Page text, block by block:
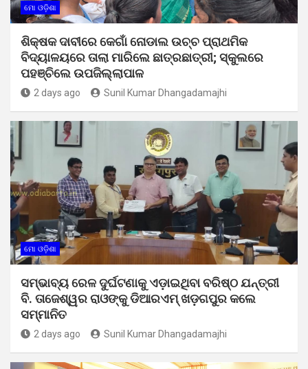
ମୋ ଓଡ଼ିଶା
ଶିକ୍ଷକ ଦାବୀରେ କେଗାଁ ନୋଡାଲ ଉଚ୍ଚ ପ୍ରାଥମିକ
ବିଦ୍ୟାଳୟରେ ତାଲା ମାରିଲେ ଛାତ୍ରଛାତ୍ରୀ; ସ୍କୁଲରେ
ପହଞ୍ଚିଲେ ଉପଜିଲ୍ଲାପାଳ
2 days ago Sunil Kumar Dhangadamajhi
ମୋ ଓଡ଼ିଶା
ସମ୍ଭାବ୍ୟ ରେଳ ଦୁର୍ଘଟଣାକୁ ଏଡ଼ାଇଥିବା ବରିଷ୍ଠ ଯନ୍ତ୍ରୀ
ବି. ତାଜେଶ୍ୱର ରାଓଙ୍କୁ ଡିଆରଏମ୍ ଖଡ଼ଗପୁର କଲେ
ସମ୍ମାନିତ
2 days ago Sunil Kumar Dhangadamajhi